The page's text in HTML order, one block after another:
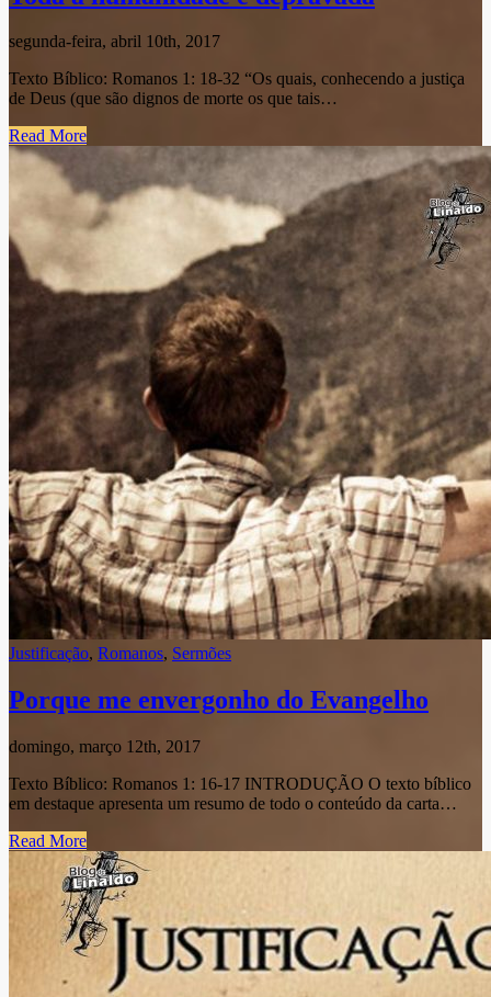
segunda-feira, abril 10th, 2017
Texto Bíblico: Romanos 1: 18-32 “Os quais, conhecendo a justiça
de Deus (que são dignos de morte os que tais…
Read More
Justificação, Romanos, Sermões
Porque me envergonho do Evangelho
domingo, março 12th, 2017
Texto Bíblico: Romanos 1: 16-17 INTRODUÇÃO O texto bíblico
em destaque apresenta um resumo de todo o conteúdo da carta…
Read More